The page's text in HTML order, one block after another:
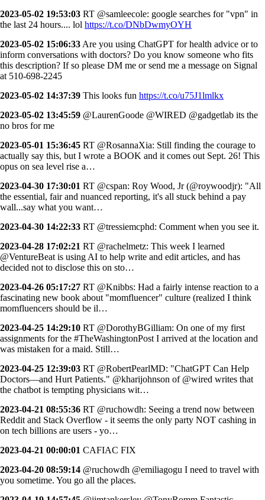
2023-05-02 19:53:03 RT @samleecole: google searches for "vpn" in
the last 24 hours.... lol https://t.co/DNbDwmyOYH
2023-05-02 15:06:33 Are you using ChatGPT for health advice or to
inform conversations with doctors? Do you know someone who fits
this description? If so please DM me or send me a message on Signal
at 510-698-2245
2023-05-02 14:37:39 This looks fun https://t.co/u75J1lmlkx
2023-05-02 13:45:59 @LaurenGoode @WIRED @gadgetlab its the
no bros for me
2023-05-01 15:36:45 RT @RosannaXia: Still finding the courage to
actually say this, but I wrote a BOOK and it comes out Sept. 26! This
opus on sea level rise a…
2023-04-30 17:30:01 RT @cspan: Roy Wood, Jr (@roywoodjr): "All
the essential, fair and nuanced reporting, it's all stuck behind a pay
wall...say what you want…
2023-04-30 14:22:33 RT @tressiemcphd: Comment when you see it.
2023-04-28 17:02:21 RT @rachelmetz: This week I learned
⁦@VentureBeat⁩ is using AI to help write and edit articles, and has
decided not to disclose this on sto…
2023-04-26 05:17:27 RT @Knibbs: Had a fairly intense reaction to a
fascinating new book about "momfluencer" culture (realized I think
momfluencers should be il…
2023-04-25 14:29:10 RT @DorothyBGilliam: On one of my first
assignments for the #TheWashingtonPost I arrived at the location and
was mistaken for a maid. Still…
2023-04-25 12:39:03 RT @RobertPearlMD: "ChatGPT Can Help
Doctors—and Hurt Patients." @kharijohnson of @wired writes that
the chatbot is tempting physicians wit…
2023-04-21 08:55:36 RT @ruchowdh: Seeing a trend now between
Reddit and Stack Overflow - it seems the only party NOT cashing in
on tech billions are users - yo…
2023-04-21 00:00:01 CAFIAC FIX
2023-04-20 08:59:14 @ruchowdh @emiliagogu I need to travel with
you sometime. You go all the places.